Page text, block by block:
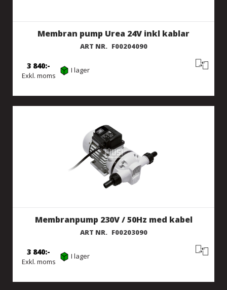
Membran pump Urea 24V inkl kablar
ART NR. F00204090
Exkl. moms
3 840 I lager
Membranpump 230V / 50Hz med kabel
ART NR. F00203090
Exkl. moms
3 840 I lager